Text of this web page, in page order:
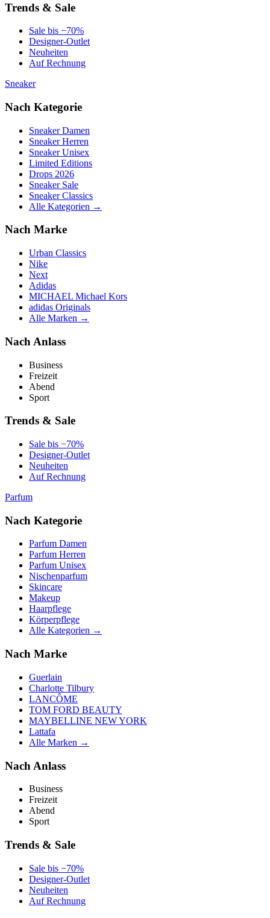
Trends & Sale
Sale bis −70%
Designer-Outlet
Neuheiten
Auf Rechnung
Sneaker
Nach Kategorie
Sneaker Damen
Sneaker Herren
Sneaker Unisex
Limited Editions
Drops 2026
Sneaker Sale
Sneaker Classics
Alle Kategorien →
Nach Marke
Urban Classics
Nike
Next
Adidas
MICHAEL Michael Kors
adidas Originals
Alle Marken →
Nach Anlass
Business
Freizeit
Abend
Sport
Trends & Sale
Sale bis −70%
Designer-Outlet
Neuheiten
Auf Rechnung
Parfum
Nach Kategorie
Parfum Damen
Parfum Herren
Parfum Unisex
Nischenparfum
Skincare
Makeup
Haarpflege
Körperpflege
Alle Kategorien →
Nach Marke
Guerlain
Charlotte Tilbury
LANCÔME
TOM FORD BEAUTY
MAYBELLINE NEW YORK
Lattafa
Alle Marken →
Nach Anlass
Business
Freizeit
Abend
Sport
Trends & Sale
Sale bis −70%
Designer-Outlet
Neuheiten
Auf Rechnung